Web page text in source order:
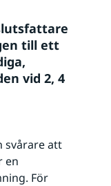
till ett
vid 2, 4
svårare att
en
För